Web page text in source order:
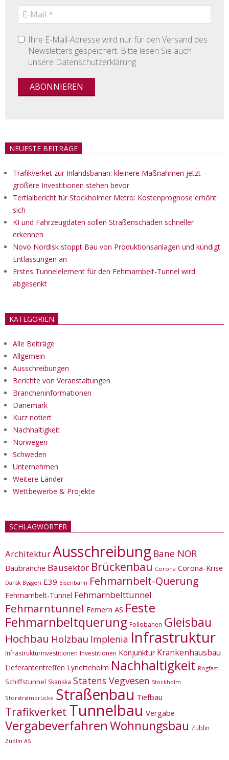
Ihre E-Mail-Adresse wird nur für den Versand des
Newsletters gespeichert. Bitte lesen Sie auch
unsere Datenschutzerklärung.
NEUESTE BEITRÄGE
Trafikverket zur Inlandsbanan: kleinere Maßnahmen jetzt –
größere Investitionen stehen bevor
Tertialbericht für Stockholmer Metro: Kostenprognose erhöht
sich
KI und Fahrzeugdaten sollen Straßenschäden schneller
erkennen
Novo Nordisk stoppt Bau von Produktionsanlagen und kündigt
Entlassungen an
Erstes Tunnelelement für den Fehmarnbelt-Tunnel wird
abgesenkt
KATEGORIEN
Alle Beiträge
Allgemein
Ausschreibungen
Berichte von Veranstaltungen
Brancheninformationen
Dänemark
Kurz notiert
Nachhaltigkeit
Norwegen
Schweden
Unternehmen
Weitere Länder
Wettbewerbe & Projekte
SCHLAGWÖRTER
ArchitekturAusschreibung Bane NOR
Baubranche Bausektor Brückenbau Corona Corona-Krise
Dansk Byggeri E39 Eisenbahn Fehmarnbelt-Querung
Fehmarnbelt-Tunnel Fehmarnbelttunnel
Fehmarntunnel Femern AS Feste
Fehmarnbeltquerung Follobanen Gleisbau
Hochbau Holzbau Implenia Infrastruktur
Infrastrukturinvestitionen Investitionen Konjunktur Krankenhausbau
Lieferantentreffen Lynetteholm Nachhaltigkeit Rogfast
Schiffstunnel Skanska Statens Vegvesen Stockholm
Storstrømbrücke Straßenbau Tiefbau
Trafikverket Tunnelbau Vergabe
VergabeverfahrenWohnungsbau Züblin
Züblin AS